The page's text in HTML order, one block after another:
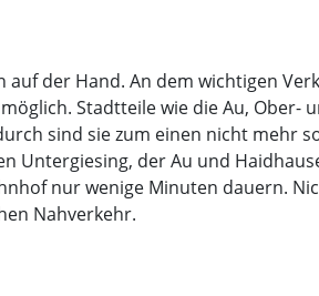
der Hand. An dem wichtigen
Stadtteile wie die Au, Ober-
sind sie zum einen nicht mehr
Untergiesing, der Au und
nur wenige Minuten dauern.
Nahverkehr.